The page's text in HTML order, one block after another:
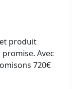
produit
Avec
720€